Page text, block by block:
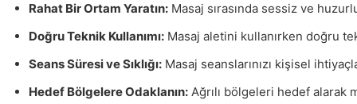
Rahat Bir Ortam Yaratın: Masaj sırasında sessiz ve
Doğru Teknik Kullanımı: Masaj aletini kullanırken doğru
Seans Süresi ve Sıklığı: Masaj seanslarınızı kişisel
Hedef Bölgelere Odaklanın: Ağrılı bölgeleri hedef alarak